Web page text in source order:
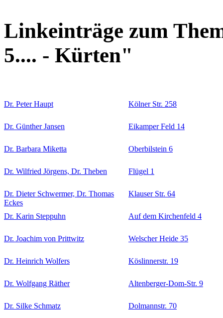
Linkeinträge zum
5.... - Kürten"
Dr. Peter Haupt Kölner Str. 258
Dr. Günther Jansen Eikamper Feld 14
Dr. Barbara Miketta Oberbilstein 6
Dr. Wilfried Jörgens, Dr. Theben Flügel 1
Dr. Dieter Schwermer, Dr. Thomas
Eckes
Klauser Str. 64
Dr. Karin Steppuhn Auf dem Kirchenfeld 4
Dr. Joachim von Prittwitz Welscher Heide 35
Dr. Heinrich Wolfers Köslinnerstr. 19
Dr. Wolfgang Räther Altenberger-Dom-Str. 9
Dr. Silke Schmatz Dolmannstr. 70